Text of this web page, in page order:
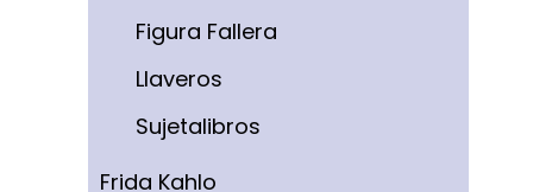
Figura Fallera
Llaveros
Sujetalibros
Frida Kahlo